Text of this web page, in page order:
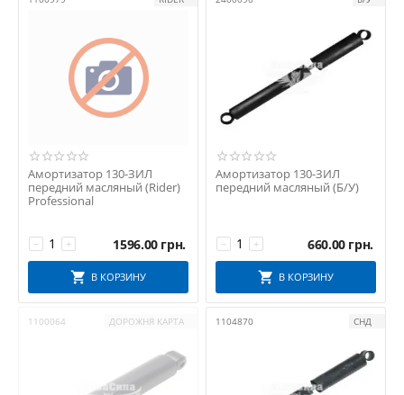
ПРОГРЕС
Промтехника
РТИ
СНД
СССР
УКРАЇНА
ЧМЗ
Амортизатор 130-ЗИЛ
передний масляный (Rider)
Professional
+
− 1596.00 грн.
В КОРЗИНУ
Амортизатор 130-ЗИЛ
передний масляный (Б/У)
+
− 660.00 грн.
В КОРЗИНУ
1100064 ДОРОЖНЯ КАРТА 1104870 СНД